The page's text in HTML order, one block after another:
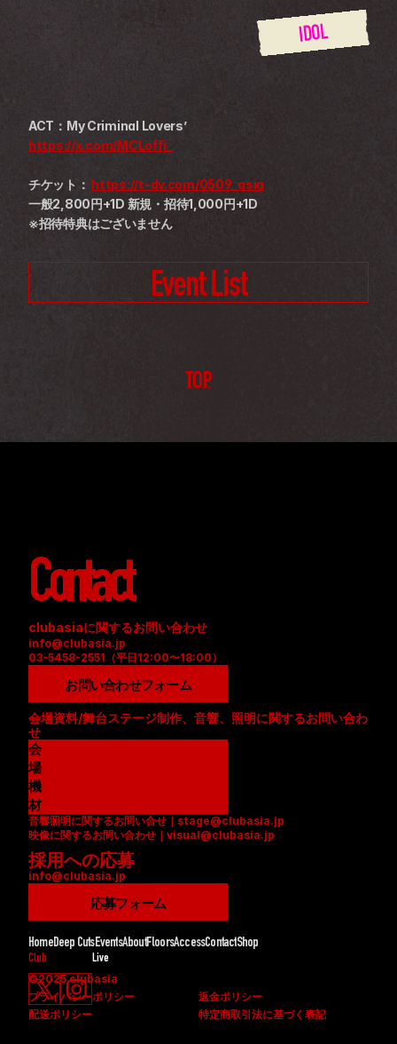
IDOL
ACT：My Criminal Lovers’
https://x.com/MCLoffi_
チケット： https://t-dv.com/0509_asia
一般2,800円+1D 新規・招待1,000円+1D
※招待特典はございません
Event List
TOP
Contact
clubasiaに関するお問い合わせ
info@clubasia.jp
03-5458-2551（平日12:00〜18:00）
お問い合わせフォーム
会場資料/舞台ステージ制作、音響、照明に関するお問い合わ
せ
会
場
資
料
(
P
D
F
機
材
リ
ス
ト
(
D
F
)
音響照明に関するお問い合せ｜stage@clubasia.jp
映像に関するお問い合わせ｜visual@clubasia.jp
採用への応募
info@clubasia.jp
応募フォーム
HomeDeep CutsEventsAboutFloorsAccessContactShop
Club Live
©2025 clubasia
プライバシーポリシー
返金ポリシー
配送ポリシー
特定商取引法に基づく表記